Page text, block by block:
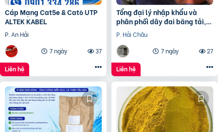
Cáp Mạng Cat5e & Cat6 UTP
ALTEK KABEL
P. An Hải
7 ngày
37
Liên hệ
Tổng đại lý nhập khẩu và
phân phối dây đai băng tải,
dây Curoa các loại
P. Hải Châu
7 ngày
27
Liên hệ